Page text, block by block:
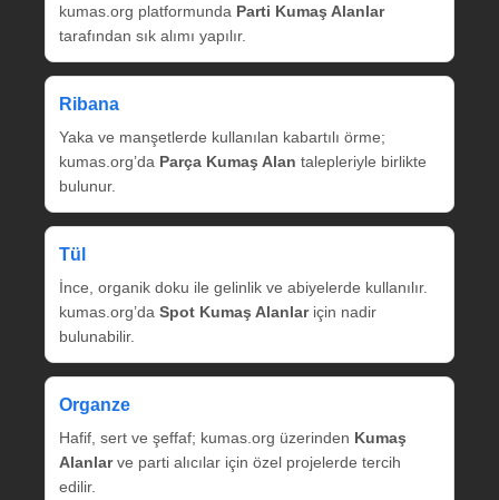
kumas.org platformunda Parti Kumaş Alanlar
tarafından sık alımı yapılır.
Ribana
Yaka ve manşetlerde kullanılan kabartılı örme;
kumas.org’da Parça Kumaş Alan talepleriyle birlikte
bulunur.
Tül
İnce, organik doku ile gelinlik ve abiyelerde kullanılır.
kumas.org’da Spot Kumaş Alanlariçin nadir
bulunabilir.
Organze
Hafif, sert ve şeffaf; kumas.org üzerinden Kumaş
Alanlarve parti alıcılar için özel projelerde tercih
edilir.